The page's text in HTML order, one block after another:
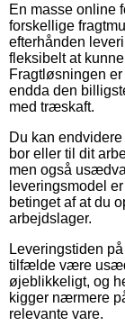
En masse online
forskellige
efterhånden
fleksibelt at
Fragtløsningen
endda den
med træskaft.
Du kan
bor eller til dit
men også
leveringsmodel
betinget af at du
arbejdslager.
Leveringstiden
tilfælde være
øjeblikkeligt, og
kigger nærmere
relevante vare.